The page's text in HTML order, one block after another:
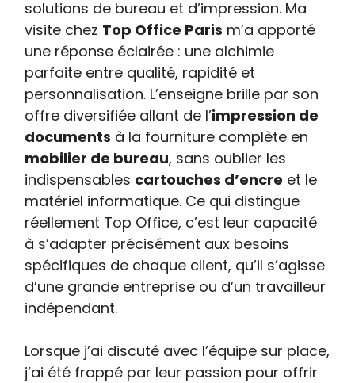
solutions de bureau et d’impression. Ma
visite chez Top Office Paris m’a apporté
une réponse éclairée : une alchimie
parfaite entre qualité, rapidité et
personnalisation. L’enseigne brille par son
offre diversifiée allant de l’impression de
documents à la fourniture complète en
mobilier de bureau, sans oublier les
indispensables cartouches d’encre et le
matériel informatique. Ce qui distingue
réellement Top Office, c’est leur capacité
à s’adapter précisément aux besoins
spécifiques de chaque client, qu’il s’agisse
d’une grande entreprise ou d’un travailleur
indépendant.
Lorsque j’ai discuté avec l’équipe sur place,
j’ai été frappé par leur passion pour offrir